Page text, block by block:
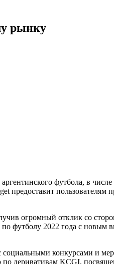
рынку
футбола, в
пользователям
огромный отклик со
футболу 2022 года с новым
социальными конкурсами и
деривативам KCGI,